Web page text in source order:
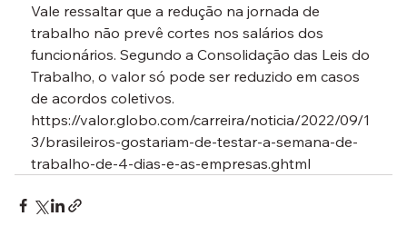
Vale ressaltar que a redução na jornada de
trabalho não prevê cortes nos salários dos
funcionários. Segundo a Consolidação das Leis do
Trabalho, o valor só pode ser reduzido em casos
de acordos coletivos.
https://valor.globo.com/carreira/noticia/2022/09/1
3/brasileiros-gostariam-de-testar-a-semana-de-
trabalho-de-4-dias-e-as-empresas.ghtml